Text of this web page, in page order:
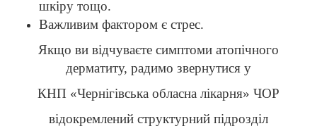
шкіру тощо.
Важливим фактором є стрес.
Якщо ви відчуваєте симптоми атопічного
дерматиту, радимо звернутися у
КНП «Чернігівська обласна лікарня» ЧОР
відокремлений структурний підрозділ